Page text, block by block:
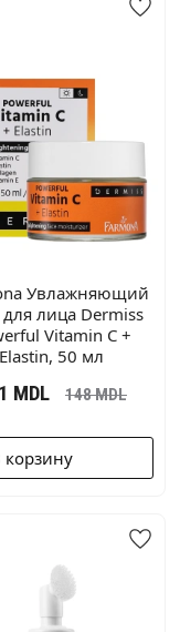
Увлажняющий
лица Dermiss
Vitamin C +
Elastin, 50 мл
MDL 148MDL
корзину